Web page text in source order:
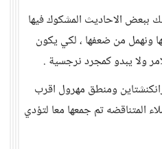
ببعض الاحاديث المشكوك فيها
ونهمل من ضعفها ، لكي يكون
ولا يبدو كمجرد نرجسية .
ومنطق مهرول اقرب
المتناقضه تم جمعها معا لتؤدي